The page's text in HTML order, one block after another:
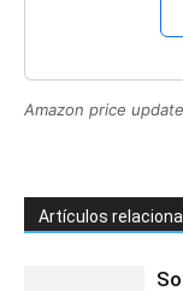
Amazon price
Artículos